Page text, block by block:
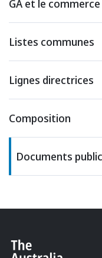
GA et le commerce
Listes communes
Lignes directrices
Composition
Documents